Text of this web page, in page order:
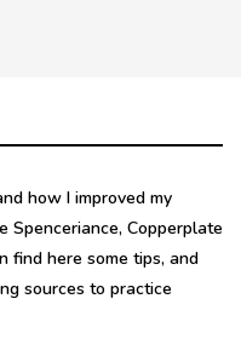
how I improved my
Spenceriance, Copperplate
find here some tips, and
sources to practice